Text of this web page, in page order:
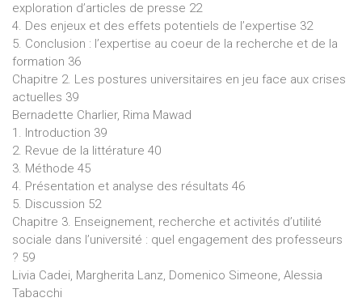
exploration d’articles de presse 22
4. Des enjeux et des effets potentiels de l’expertise 32
5. Conclusion : l’expertise au coeur de la recherche et de la
formation 36
Chapitre 2. Les postures universitaires en jeu face aux crises
actuelles 39
Bernadette Charlier, Rima Mawad
1. Introduction 39
2. Revue de la littérature 40
3. Méthode 45
4. Présentation et analyse des résultats 46
5. Discussion 52
Chapitre 3. Enseignement, recherche et activités d’utilité
sociale dans l’université : quel engagement des professeurs
? 59
Livia Cadei, Margherita Lanz, Domenico Simeone, Alessia
Tabacchi